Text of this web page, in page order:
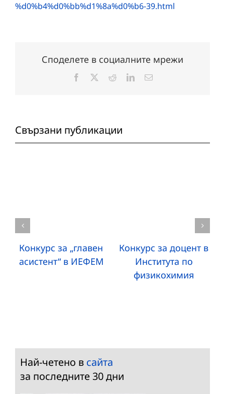
%d0%b4%d0%bb%d1%8a%d0%b6-39.html
Споделете в социалните мрежи
Facebook RedditLinkedInЕлектронна
Свързани публикации
Конкурс за „главен
асистент“ в ИЕФЕМ
Конкурс за доцент в
Института по
физикохимия
Най-четено в сайта
за последните 30 дни